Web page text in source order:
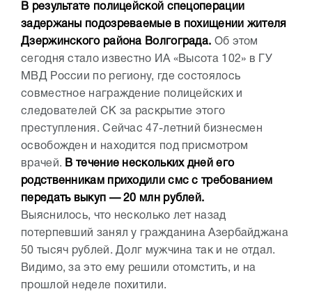
В результате полицейской спецоперации
задержаны подозреваемые в похищении жителя
Дзержинского района Волгограда. Об этом
сегодня стало известно ИА «Высота 102» в ГУ
МВД России по региону, где состоялось
совместное награждение полицейских и
следователей СК за раскрытие этого
преступления. Сейчас 47-летний бизнесмен
освобожден и находится под присмотром
врачей. В течение нескольких дней его
родственникам приходили смс с требованием
передать выкуп — 20 млн рублей.
Выяснилось, что несколько лет назад
потерпевший занял у гражданина Азербайджана
50 тысяч рублей. Долг мужчина так и не отдал.
Видимо, за это ему решили отомстить, и на
прошлой неделе похитили.